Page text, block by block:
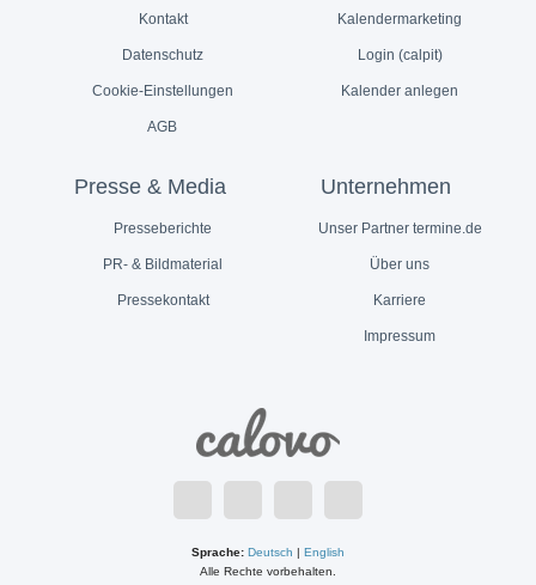
Kontakt
Datenschutz
Cookie-Einstellungen
AGB
Kalendermarketing
Login (calpit)
Kalender anlegen
Presse & Media
Presseberichte
PR- & Bildmaterial
Pressekontakt
Unternehmen
Unser Partner termine.de
Über uns
Karriere
Impressum
Sprache: Deutsch | English
Alle Rechte vorbehalten.